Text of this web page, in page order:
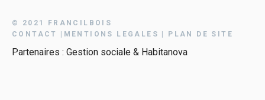
© 2021 FRANCILBOIS
CONTACT MENTIONS LEGALES PLAN DE SITE
Partenaires : Gestion sociale & Habitanova